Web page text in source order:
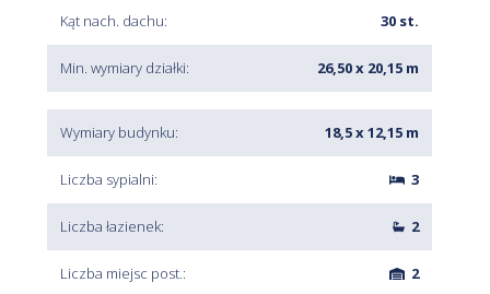
Kąt nach. dachu: 30 st.
Min. wymiary działki: 26,50 x 20,15 m
Wymiary budynku: 18,5 x 12,15 m
Liczba sypialni: 3
Liczba łazienek: 2
Liczba miejsc post.: 2